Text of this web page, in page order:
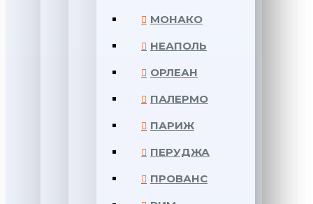
МОНАКО
НЕАПОЛЬ
ОРЛЕАН
ПАЛЕРМО
ПАРИЖ
ПЕРУДЖА
ПРОВАНС